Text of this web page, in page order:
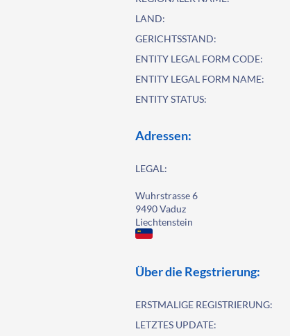
LAND:
GERICHTSSTAND:
ENTITY LEGAL FORM CODE:
ENTITY LEGAL FORM NAME:
ENTITY STATUS:
Adressen:
LEGAL:
Wuhrstrasse 6
9490 Vaduz
Liechtenstein
Über die Regstrierung:
ERSTMALIGE REGISTRIERUNG:
LETZTES UPDATE: